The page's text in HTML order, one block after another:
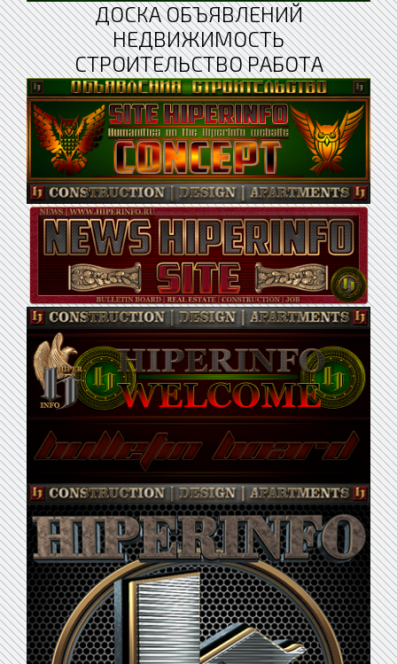
ДОСКА ОБЪЯВЛЕНИЙ
НЕДВИЖИМОСТЬ
СТРОИТЕЛЬСТВО РАБОТА